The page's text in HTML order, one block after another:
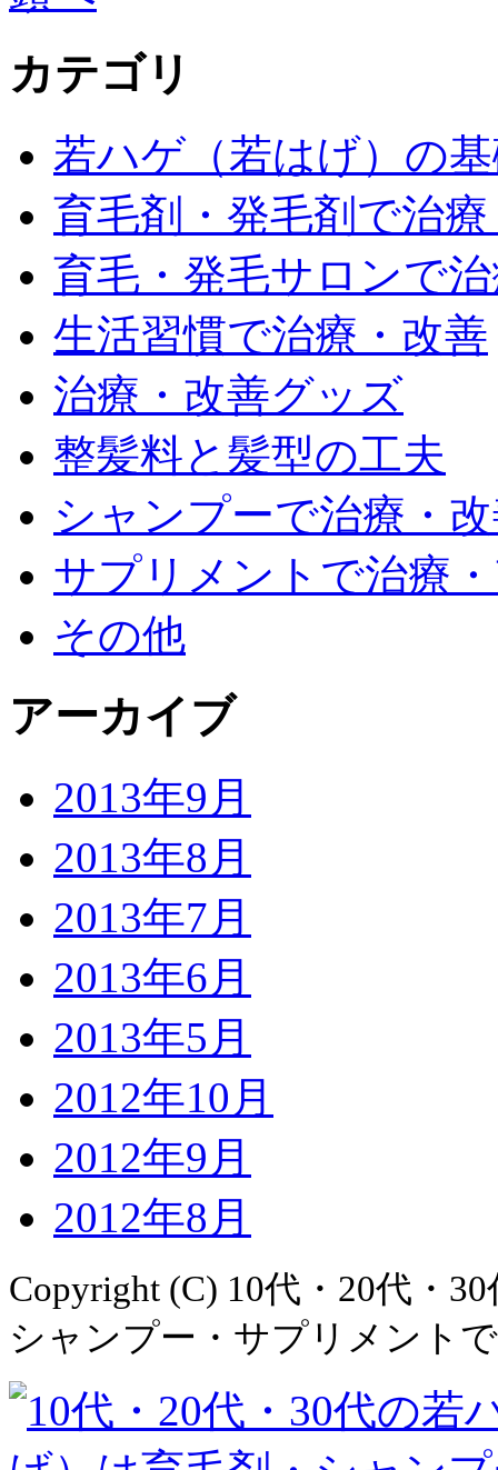
カテゴリ
若ハゲ（若はげ）の
育毛剤・発毛剤で治
育毛・発毛サロンで
生活習慣で治療・改善
治療・改善グッズ
整髪料と髪型の工夫
シャンプーで治療・
サプリメントで治療
その他
アーカイブ
2013年9月
2013年8月
2013年7月
2013年6月
2013年5月
2012年10月
2012年9月
2012年8月
Copyright (C) 10代・20代・
シャンプー・サプリメント